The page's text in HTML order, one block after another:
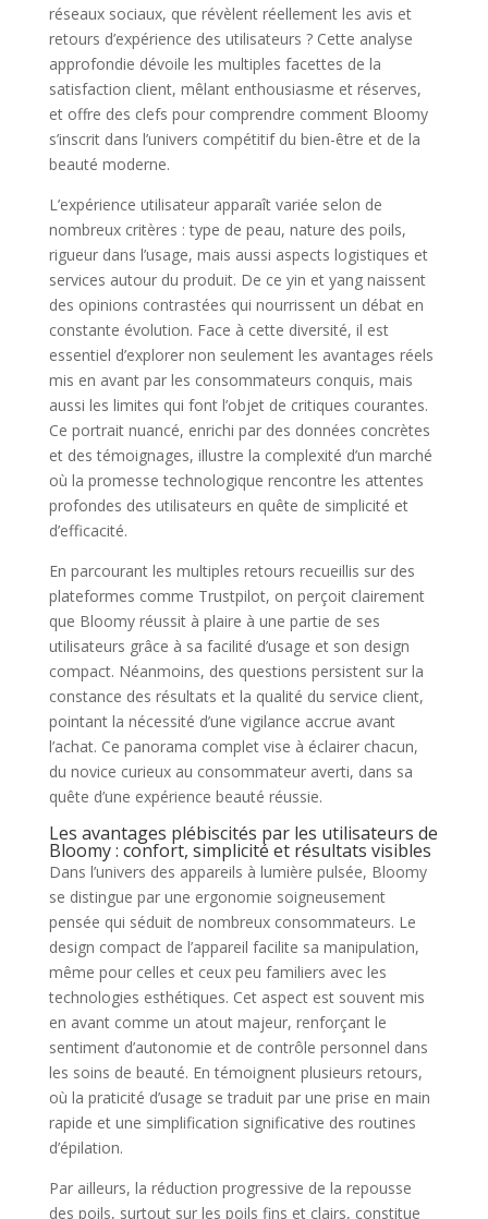
réseaux sociaux, que révèlent réellement les avis et
retours d’expérience des utilisateurs ? Cette analyse
approfondie dévoile les multiples facettes de la
satisfaction client, mêlant enthousiasme et réserves,
et offre des clefs pour comprendre comment Bloomy
s’inscrit dans l’univers compétitif du bien-être et de la
beauté moderne.
L’expérience utilisateur apparaît variée selon de
nombreux critères : type de peau, nature des poils,
rigueur dans l’usage, mais aussi aspects logistiques et
services autour du produit. De ce yin et yang naissent
des opinions contrastées qui nourrissent un débat en
constante évolution. Face à cette diversité, il est
essentiel d’explorer non seulement les avantages réels
mis en avant par les consommateurs conquis, mais
aussi les limites qui font l’objet de critiques courantes.
Ce portrait nuancé, enrichi par des données concrètes
et des témoignages, illustre la complexité d’un marché
où la promesse technologique rencontre les attentes
profondes des utilisateurs en quête de simplicité et
d’efficacité.
En parcourant les multiples retours recueillis sur des
plateformes comme Trustpilot, on perçoit clairement
que Bloomy réussit à plaire à une partie de ses
utilisateurs grâce à sa facilité d’usage et son design
compact. Néanmoins, des questions persistent sur la
constance des résultats et la qualité du service client,
pointant la nécessité d’une vigilance accrue avant
l’achat. Ce panorama complet vise à éclairer chacun,
du novice curieux au consommateur averti, dans sa
quête d’une expérience beauté réussie.
Les avantages plébiscités par les utilisateurs de
Bloomy : confort, simplicité et résultats visibles
Dans l’univers des appareils à lumière pulsée, Bloomy
se distingue par une ergonomie soigneusement
pensée qui séduit de nombreux consommateurs. Le
design compact de l’appareil facilite sa manipulation,
même pour celles et ceux peu familiers avec les
technologies esthétiques. Cet aspect est souvent mis
en avant comme un atout majeur, renforçant le
sentiment d’autonomie et de contrôle personnel dans
les soins de beauté. En témoignent plusieurs retours,
où la praticité d’usage se traduit par une prise en main
rapide et une simplification significative des routines
d’épilation.
Par ailleurs, la réduction progressive de la repousse
des poils, surtout sur les poils fins et clairs, constitue